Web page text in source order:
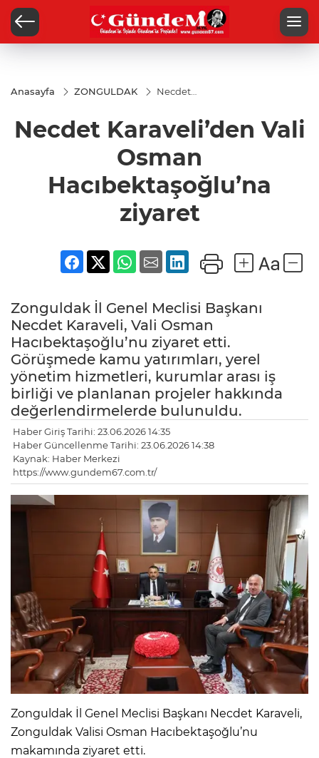
Anasayfa ZONGULDAK
Necdet
Hacıbektaşoğlu’na
ziyaret
Necdet Karaveli’den Vali
Osman
Hacıbektaşoğlu’na
ziyaret
Zonguldak İl Genel Meclisi Başkanı
Necdet Karaveli, Vali Osman
Hacıbektaşoğlu’nu ziyaret etti.
Görüşmede kamu yatırımları, yerel
yönetim hizmetleri, kurumlar arası iş
birliği ve planlanan projeler hakkında
değerlendirmelerde bulunuldu.
Haber Giriş Tarihi: 23.06.2026 14:35
Haber Güncellenme Tarihi: 23.06.2026 14:38
Kaynak: Haber Merkezi
https://www.gundem67.com.tr/
Zonguldak İl Genel Meclisi Başkanı Necdet Karaveli,
Zonguldak Valisi Osman Hacıbektaşoğlu’nu
makamında ziyaret etti.